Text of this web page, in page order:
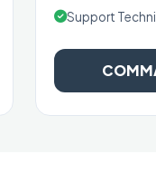
Support